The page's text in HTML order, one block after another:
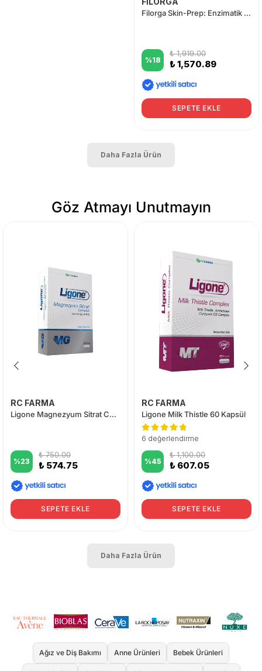
Filorga Skin-Prep: Enzimatik Gözenek Arındırıcı Yoğun Temizleme Köpüğü 150 ml
%18
₺ 1,919.00
₺ 1,570.89
SEPETE EKLE
Daha Fazla Ürün
Göz Atmayı Unutmayın
RC FARMA
Ligone Magnezyum Sitrat Complex 60 Tablet
%23
₺ 750.00
₺ 574.75
SEPETE EKLE
RC FARMA
Ligone Milk Thistle 60 Kapsül
6 değerlendirme
%45
₺ 1,100.00
₺ 607.05
SEPETE EKLE
Daha Fazla Ürün
Ağız ve Diş Bakımı Anne Ürünleri Bebek Ürünleri